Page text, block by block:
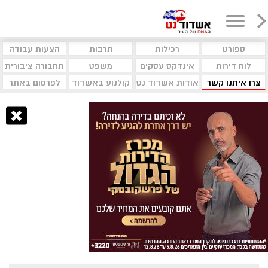
ספורט רכילות תרבות
הצעות עבודה
לוח דירות
אינדקס עסקים משפט
תחבורה ציבורית
צרו איתנו קשר
אודות אשדוד נט קולנוע באשדוד לפרסום באתר